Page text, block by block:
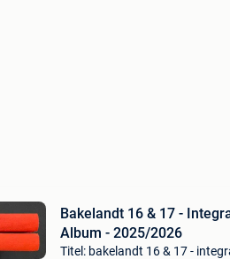
Bakelandt 16 & 17 -
Album - 2025/2026
Titel: bakelandt 16 & 17 -